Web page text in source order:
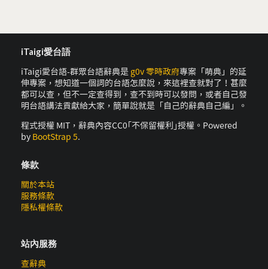
iTaigi愛台語
iTaigi愛台語-群眾台語辭典是 g0v 零時政府專案「萌典」的延
伸專案，想知道一個詞的台語怎麼說，來這裡查就對了！甚麼
都可以查，但不一定查得到，查不到時可以發問，或者自己發
明台語講法貢獻給大家，簡單說就是「自己的辭典自己編」。
程式授權 MIT，辭典內容CC0｢不保留權利｣授權。Powered
by BootStrap 5.
條款
關於本站
服務條款
隱私權條款
站內服務
查辭典